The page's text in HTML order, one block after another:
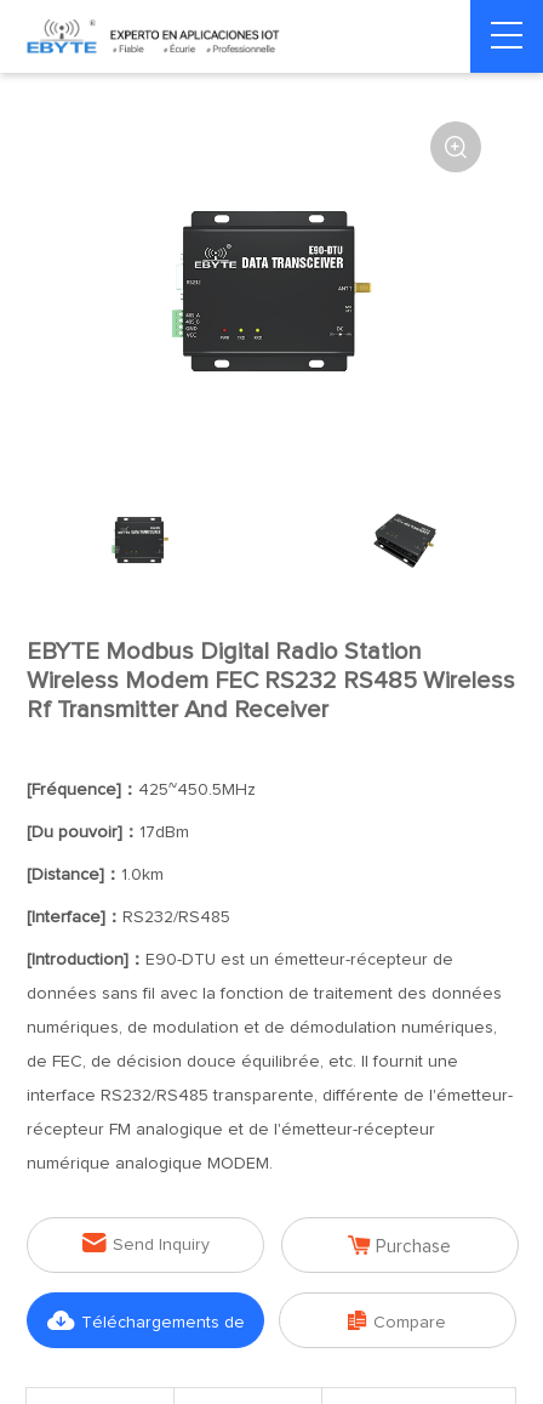
Home > Modem > Wireless modem LoRa wirelss modem

EBYTE Modbus Digital Radio Station
Wireless Modem FEC RS232 RS485 Wireless
Rf Transmitter And Receiver
[Fréquence]： 425~450.5MHz
[Du pouvoir]： 17dBm
[Distance]： 1.0km
[Interface]： RS232/RS485
[Introduction]： E90-DTU est un émetteur-récepteur de
données sans fil avec la fonction de traitement des données
numériques, de modulation et de démodulation numériques,
de FEC, de décision douce équilibrée, etc. Il fournit une
interface RS232/RS485 transparente, différente de l'émetteur-
récepteur FM analogique et de l'émetteur-récepteur
numérique analogique MODEM.
 Send Inquiry  Purchase
 Téléchargements de  Compare